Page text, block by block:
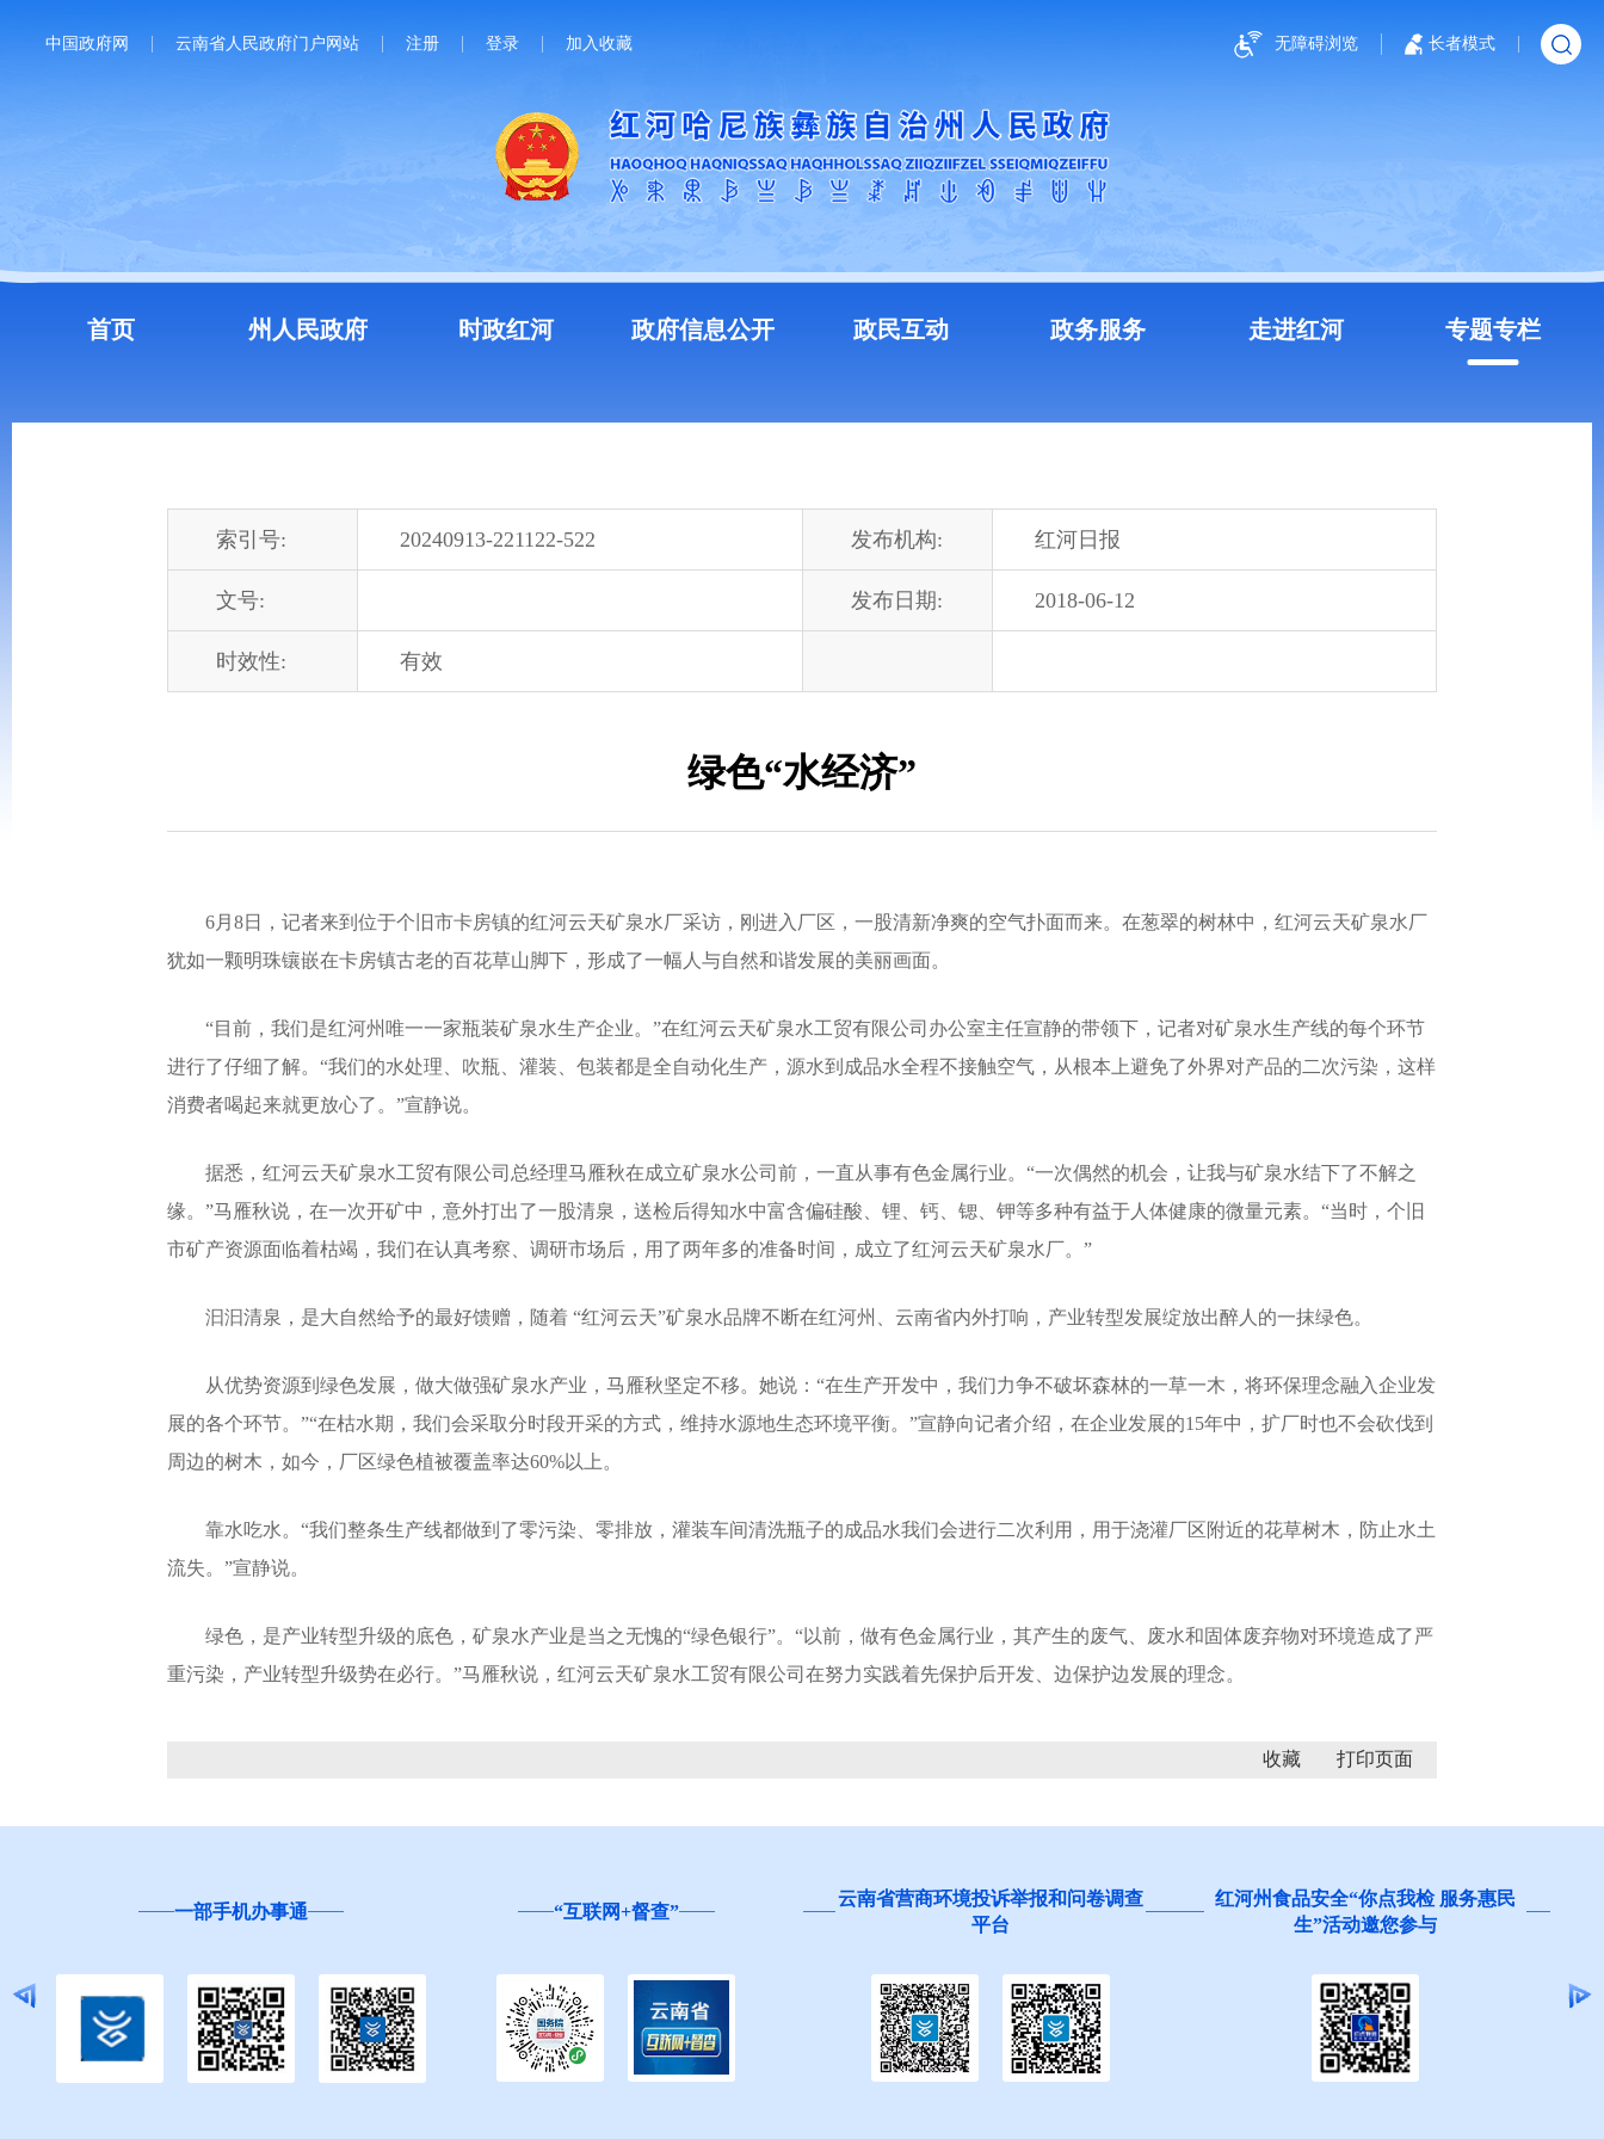
中国政府网 云南省人民政府门户网站 注册 登录 加入收藏 无障碍浏览 长者模式
首页 州人民政府 时政红河 政府信息公开 政民互动 政务服务 走进红河 专题专栏
索引号: 20240913-221122-522 发布机构: 红河日报
文号: 发布日期: 2018-06-12
时效性: 有效
绿色“水经济”
6月8日，记者来到位于个旧市卡房镇的红河云天矿泉水厂采访，刚进入厂区，一股清新净爽的空气扑面而来。在葱翠的树林中，红河云天矿泉水厂
犹如一颗明珠镶嵌在卡房镇古老的百花草山脚下，形成了一幅人与自然和谐发展的美丽画面。
“目前，我们是红河州唯一一家瓶装矿泉水生产企业。”在红河云天矿泉水工贸有限公司办公室主任宣静的带领下，记者对矿泉水生产线的每个环节
进行了仔细了解。“我们的水处理、吹瓶、灌装、包装都是全自动化生产，源水到成品水全程不接触空气，从根本上避免了外界对产品的二次污染，这样
消费者喝起来就更放心了。”宣静说。
据悉，红河云天矿泉水工贸有限公司总经理马雁秋在成立矿泉水公司前，一直从事有色金属行业。“一次偶然的机会，让我与矿泉水结下了不解之
缘。”马雁秋说，在一次开矿中，意外打出了一股清泉，送检后得知水中富含偏硅酸、锂、钙、锶、钾等多种有益于人体健康的微量元素。“当时，个旧
市矿产资源面临着枯竭，我们在认真考察、调研市场后，用了两年多的准备时间，成立了红河云天矿泉水厂。”
汩汩清泉，是大自然给予的最好馈赠，随着 “红河云天”矿泉水品牌不断在红河州、云南省内外打响，产业转型发展绽放出醉人的一抹绿色。
从优势资源到绿色发展，做大做强矿泉水产业，马雁秋坚定不移。她说：“在生产开发中，我们力争不破坏森林的一草一木，将环保理念融入企业发
展的各个环节。”“在枯水期，我们会采取分时段开采的方式，维持水源地生态环境平衡。”宣静向记者介绍，在企业发展的15年中，扩厂时也不会砍伐到
周边的树木，如今，厂区绿色植被覆盖率达60%以上。
靠水吃水。“我们整条生产线都做到了零污染、零排放，灌装车间清洗瓶子的成品水我们会进行二次利用，用于浇灌厂区附近的花草树木，防止水土
流失。”宣静说。
绿色，是产业转型升级的底色，矿泉水产业是当之无愧的“绿色银行”。“以前，做有色金属行业，其产生的废气、废水和固体废弃物对环境造成了严
重污染，产业转型升级势在必行。”马雁秋说，红河云天矿泉水工贸有限公司在努力实践着先保护后开发、边保护边发展的理念。
收藏
一部手机办事通 “互联网+督查”
云南省营商环境投诉举报和问卷调查
平台
红河州食品安全“你点我检 服务惠民
生”活动邀您参与